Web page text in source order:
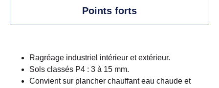
Points forts
Ragréage industriel intérieur et extérieur.
Sols classés P4 : 3 à 15 mm.
Convient sur plancher chauffant eau chaude et